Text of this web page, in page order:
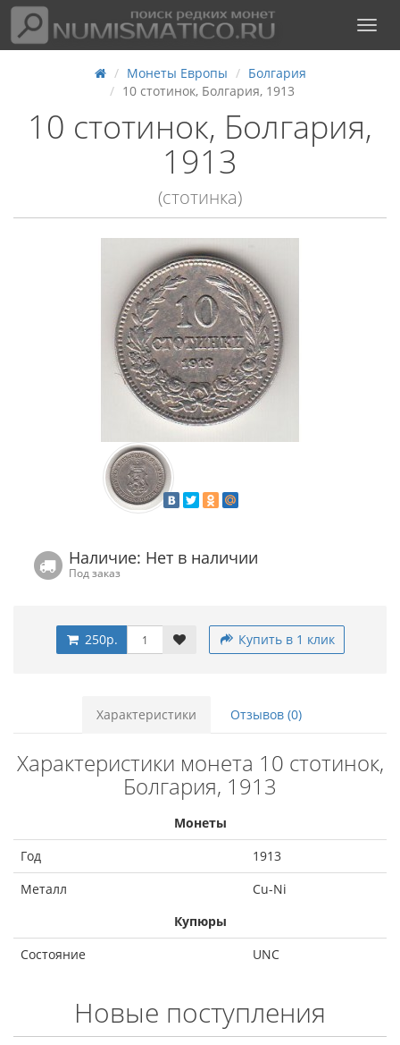
Монеты Европы
Болгария
10 стотинок, Болгария, 1913
10 стотинок, Болгария,
1913
(стотинка)
Наличие: Нет в наличии
Под заказ
250р. Купить в 1 клик
Характеристики Отзывов (0)
Характеристики монета 10 стотинок,
Болгария, 1913
Монеты
Год
1913
Металл
Cu-Ni
Купюры
Состояние
UNC
Новые поступления